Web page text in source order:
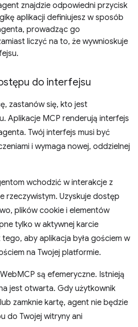
znajdzie odpowiedni przycisk
aplikacji definiujesz w sposób
prowadząc go
liczyć na to, że wywnioskuje
do interfejsu
zastanów się, kto jest
Aplikacje MCP renderują interfejs
Twój interfejs musi być
i wymaga nowej, oddzielnej
wchodzić w interakcje z
rzeczywistym. Uzyskuje dostęp
plików cookie i elementów
tylko w aktywnej karcie
aby aplikacja była gościem w
na Twojej platformie.
są efemeryczne. Istnieją
jest otwarta. Gdy użytkownik
zamknie kartę, agent nie będzie
do Twojej witryny ani